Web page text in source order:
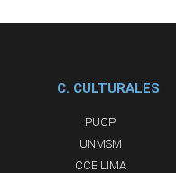
C. CULTURALES
PUCP
UNMSM
CCE LIMA